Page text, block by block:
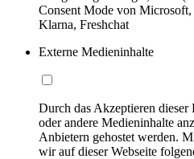
Consent Mode von
Klarna, Freshchat
Externe Medieninhalte
Durch das Akzeptieren
oder andere Medieninhalte
Anbietern gehostet werden.
wir auf dieser Webseite